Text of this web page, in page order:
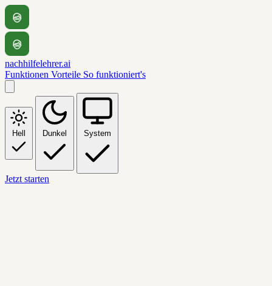
nachhilfelehrer.ai
Funktionen Vorteile So funktioniert's
Hell Dunkel System
Jetzt starten